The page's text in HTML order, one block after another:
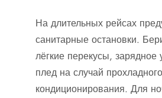
На длительных рейсах
санитарные остановки.
лёгкие перекусы, зарядное
плед на случай прохладного
кондиционирования. Для